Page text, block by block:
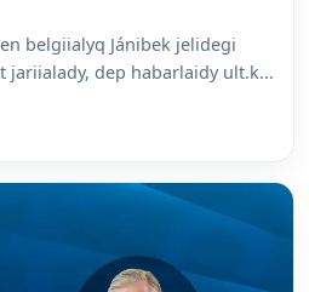
belgiialyq Jánibek jelidegi
jariialady, dep habarlaidy ult.k...